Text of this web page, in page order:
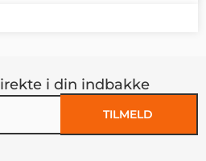
i din indbakke
TILMELD